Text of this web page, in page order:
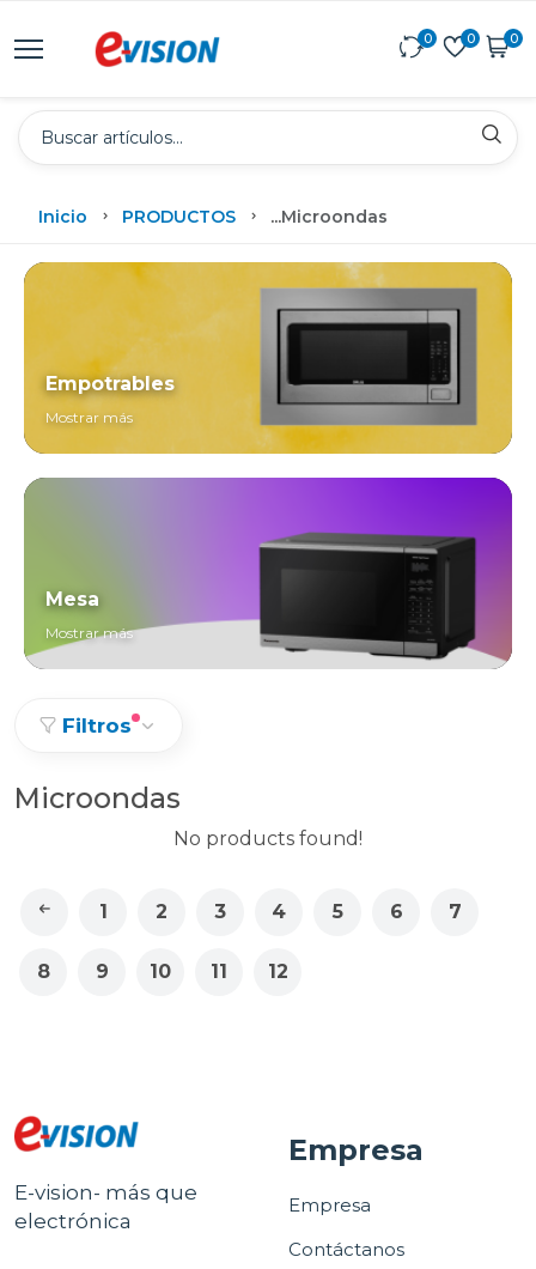
0 0 0
Inicio PRODUCTOS ...Microondas
Empotrables
Mostrar más
Mesa
Mostrar más
Filtros
Microondas
No products found!
1 2 3 4 5 6 7
8 9 10 11 12
E-vision- más que
electrónica
Empresa
Empresa
Contáctanos